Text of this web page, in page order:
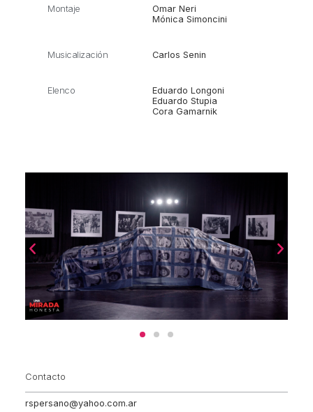
Montaje
Omar Neri
Mónica Simoncini
Musicalización Carlos Senin
Elenco
Eduardo Longoni
Eduardo Stupia
Cora Gamarnik
Contacto
rspersano@yahoo.com.ar